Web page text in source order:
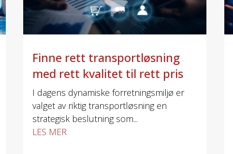
Finne rett transportløsning
med rett kvalitet til rett pris
I dagens dynamiske forretningsmiljø er
valget av riktig transportløsning en
strategisk beslutning som...
LES MER